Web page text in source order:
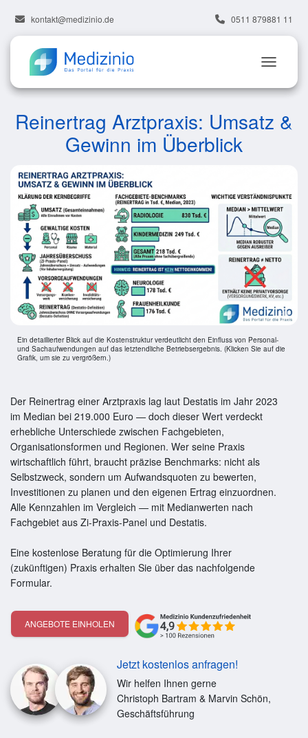
kontakt@medizinio.de 0511 879881 11
Reinertrag Arztpraxis: Umsatz &
Gewinn im Überblick
Der Reinertrag einer Arztpraxis lag laut Destatis im Jahr 2023
im Median bei 219.000 Euro — doch dieser Wert verdeckt
erhebliche Unterschiede zwischen Fachgebieten,
Organisationsformen und Regionen. Wer seine Praxis
wirtschaftlich führt, braucht präzise Benchmarks: nicht als
Selbstzweck, sondern um Aufwandsquoten zu bewerten,
Investitionen zu planen und den eigenen Ertrag einzuordnen.
Alle Kennzahlen im Vergleich — mit Medianwerten nach
Fachgebiet aus Zi-Praxis-Panel und Destatis.
Eine kostenlose Beratung für die Optimierung Ihrer
(zukünftigen) Praxis erhalten Sie über das nachfolgende
Formular.
ANGEBOTE EINHOLEN
Jetzt kostenlos anfragen!
Wir helfen Ihnen gerne
Christoph Bartram & Marvin Schön,
Geschäftsführung
Ein detaillierter Blick auf die Kostenstruktur verdeutlicht den Einfluss von Personal-
und Sachaufwendungen auf das letztendliche Betriebsergebnis. (Klicken Sie auf die
Grafik, um sie zu vergrößern.)